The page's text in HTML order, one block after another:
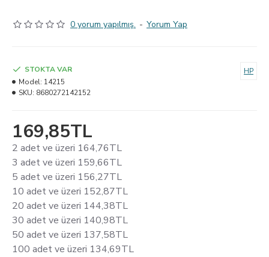
0 yorum yapılmış. - Yorum Yap
169,85TL
2 adet ve üzeri 164,76TL
3 adet ve üzeri 159,66TL
5 adet ve üzeri 156,27TL
10 adet ve üzeri 152,87TL
20 adet ve üzeri 144,38TL
30 adet ve üzeri 140,98TL
50 adet ve üzeri 137,58TL
100 adet ve üzeri 134,69TL
STOKTA VAR
Model: 14215
SKU: 8680272142152
HP